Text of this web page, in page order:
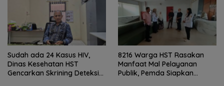
Sudah ada 24 Kasus HIV,
Dinas Kesehatan HST
Gencarkan Skrining Deteksi
8216 Warga HST Rasakan
Manfaat Mal Pelayanan
Publik, Pemda Siapkan